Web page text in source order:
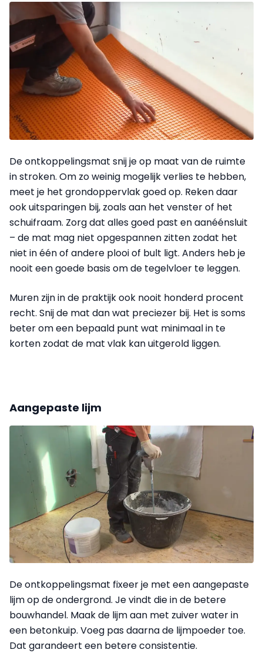
De ontkoppelingsmat snij je op maat van de ruimte
in stroken. Om zo weinig mogelijk verlies te hebben,
meet je het grondoppervlak goed op. Reken daar
ook uitsparingen bij, zoals aan het venster of het
schuifraam. Zorg dat alles goed past en aanéénsluit
– de mat mag niet opgespannen zitten zodat het
niet in één of andere plooi of bult ligt. Anders heb je
nooit een goede basis om de tegelvloer te leggen.
Muren zijn in de praktijk ook nooit honderd procent
recht. Snij de mat dan wat preciezer bij. Het is soms
beter om een bepaald punt wat minimaal in te
korten zodat de mat vlak kan uitgerold liggen.
Aangepaste lijm
De ontkoppelingsmat fixeer je met een aangepaste
lijm op de ondergrond. Je vindt die in de betere
bouwhandel. Maak de lijm aan met zuiver water in
een betonkuip. Voeg pas daarna de lijmpoeder toe.
Dat garandeert een betere consistentie.